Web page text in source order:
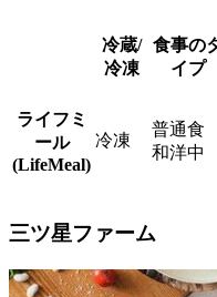
冷蔵/
冷凍
食事の
イプ
ライフミ
ール
(LifeMeal)
冷凍
普通食
和洋中
三ツ星ファーム